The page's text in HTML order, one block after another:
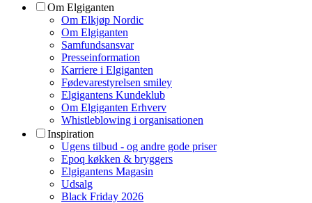
Om Elgiganten
Om Elkjøp Nordic
Om Elgiganten
Samfundsansvar
Presseinformation
Karriere i Elgiganten
Fødevarestyrelsen smiley
Elgigantens Kundeklub
Om Elgiganten Erhverv
Whistleblowing i organisationen
Inspiration
Ugens tilbud - og andre gode priser
Epoq køkken & bryggers
Elgigantens Magasin
Udsalg
Black Friday 2026